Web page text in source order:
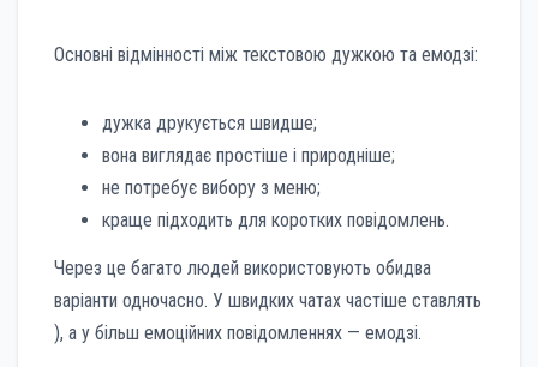
Основні відмінності між текстовою дужкою та емодзі:
дужка друкується швидше;
вона виглядає простіше і природніше;
не потребує вибору з меню;
краще підходить для коротких повідомлень.
Через це багато людей використовують обидва
варіанти одночасно. У швидких чатах частіше ставлять
), а у більш емоційних повідомленнях — емодзі.